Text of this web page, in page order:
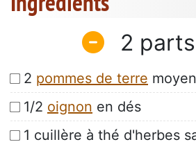
2
2 pommes de terre
1/2 oignon en dés
1 cuillère à thé d'herbes